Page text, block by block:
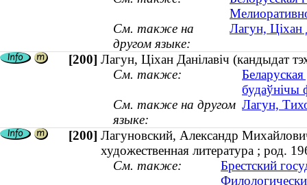
См. также на
другом языке:
Лагун, Ціхан
[200] Лагун, Ціхан Данілавіч (кандыдат
См. также:
будаўнічы
См. также на другом
языке:
Лагун,
[200] Лагуновский, Александр
художественная литература ; род.
См. также:
Брестский